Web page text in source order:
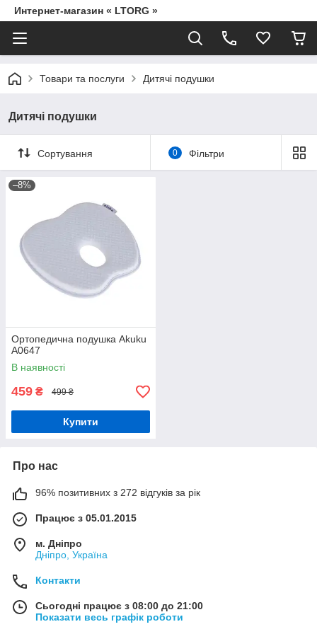
Интернет-магазин « LTORG »
Товари та послуги Дитячі подушки
Дитячі подушки
Сортування 0 Фільтри
–8%
Ортопедична подушка Akuku
A0647
В наявності
459 ₴ 499 ₴
Купити
Про нас
96% позитивних з 272 відгуків за рік
Працює з 05.01.2015
м. Дніпро
Дніпро, Україна
Контакти
Сьогодні працює з 08:00 до 21:00
Показати весь графік роботи